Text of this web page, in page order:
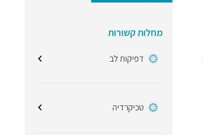
מחלות קשורות
דפיקות לב
טכיקרדיה